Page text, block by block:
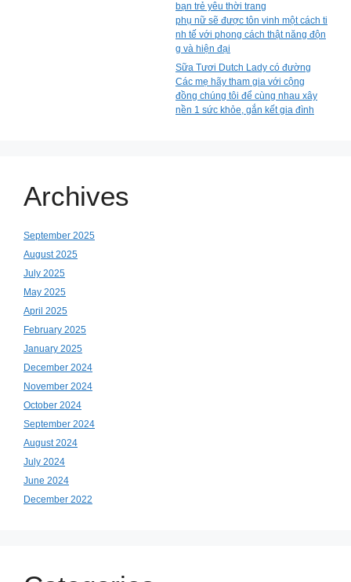
bạn trẻ yêu thời trang
phụ nữ sẽ được tôn vinh một cách ti
nh tế với phong cách thật năng độn
g và hiện đại
Sữa Tươi Dutch Lady có đường
Các mẹ hãy tham gia với cộng
đồng chúng tôi để cùng nhau xây
nền 1 sức khỏe, gắn kết gia đình
Archives
September 2025
August 2025
July 2025
May 2025
April 2025
February 2025
January 2025
December 2024
November 2024
October 2024
September 2024
August 2024
July 2024
June 2024
December 2022